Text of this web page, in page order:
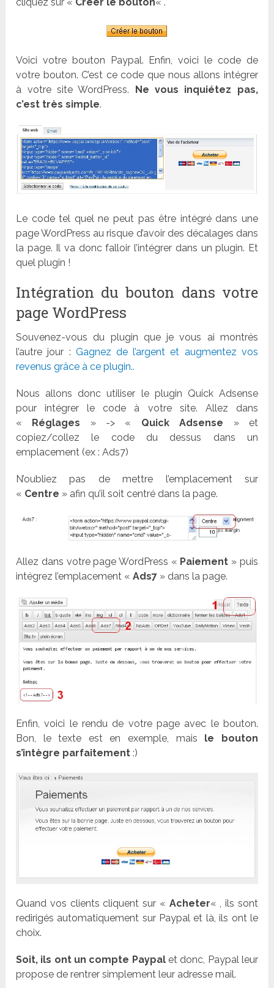
cliquez sur « Créer le bouton« .
Voici votre bouton Paypal. Enfin, voici le code de
votre bouton. C’est ce code que nous allons intégrer
à votre site WordPress.
Ne vous inquiétez pas,
c’est très simple.
Le code tel quel ne peut pas être intégré dans une
page WordPress au risque d’avoir des décalages dans
la page. Il va donc falloir l’intégrer dans un plugin. Et
quel plugin !
Intégration du bouton dans votre
page WordPress
Souvenez-vous du plugin que je vous ai montrés
l’autre jour : Gagnez de l’argent et augmentez vos
revenus grâce à ce plugin..
Nous allons donc utiliser le plugin Quick Adsense
pour intégrer le code à votre site. Allez dans
« Réglages » -> « Quick Adsense » et
copiez/collez le code du dessus dans un
emplacement (ex : Ads7)
N’oubliez pas de mettre l’emplacement sur
« Centre » afin qu’il soit centré dans la page.
Allez dans votre page WordPress « Paiement » puis
intégrez l’emplacement «Ads7 » dans la page.
Enfin, voici le rendu de votre page avec le bouton.
Bon, le texte est en exemple, mais le bouton
s’intègre parfaitement :)
Quand vos clients cliquent sur « Acheter« , ils sont
redirigés automatiquement sur Paypal et là, ils ont le
choix.
Soit, ils ont un compte Paypalet donc, Paypal leur
propose de rentrer simplement leur adresse mail.